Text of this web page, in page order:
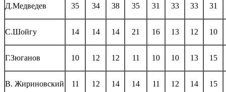
Д.Медведев 35 34 38 35 31 33 33 31
С.Шойгу 14 14 14 21 16 13 12 10
Г.Зюганов 10 12 12 11 10 10 13 15
В. Жириновский 11 12 14 14 11 12 14 15